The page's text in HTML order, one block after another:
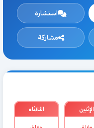
استشارة
مشاركة
الإثنين الثلاثاء